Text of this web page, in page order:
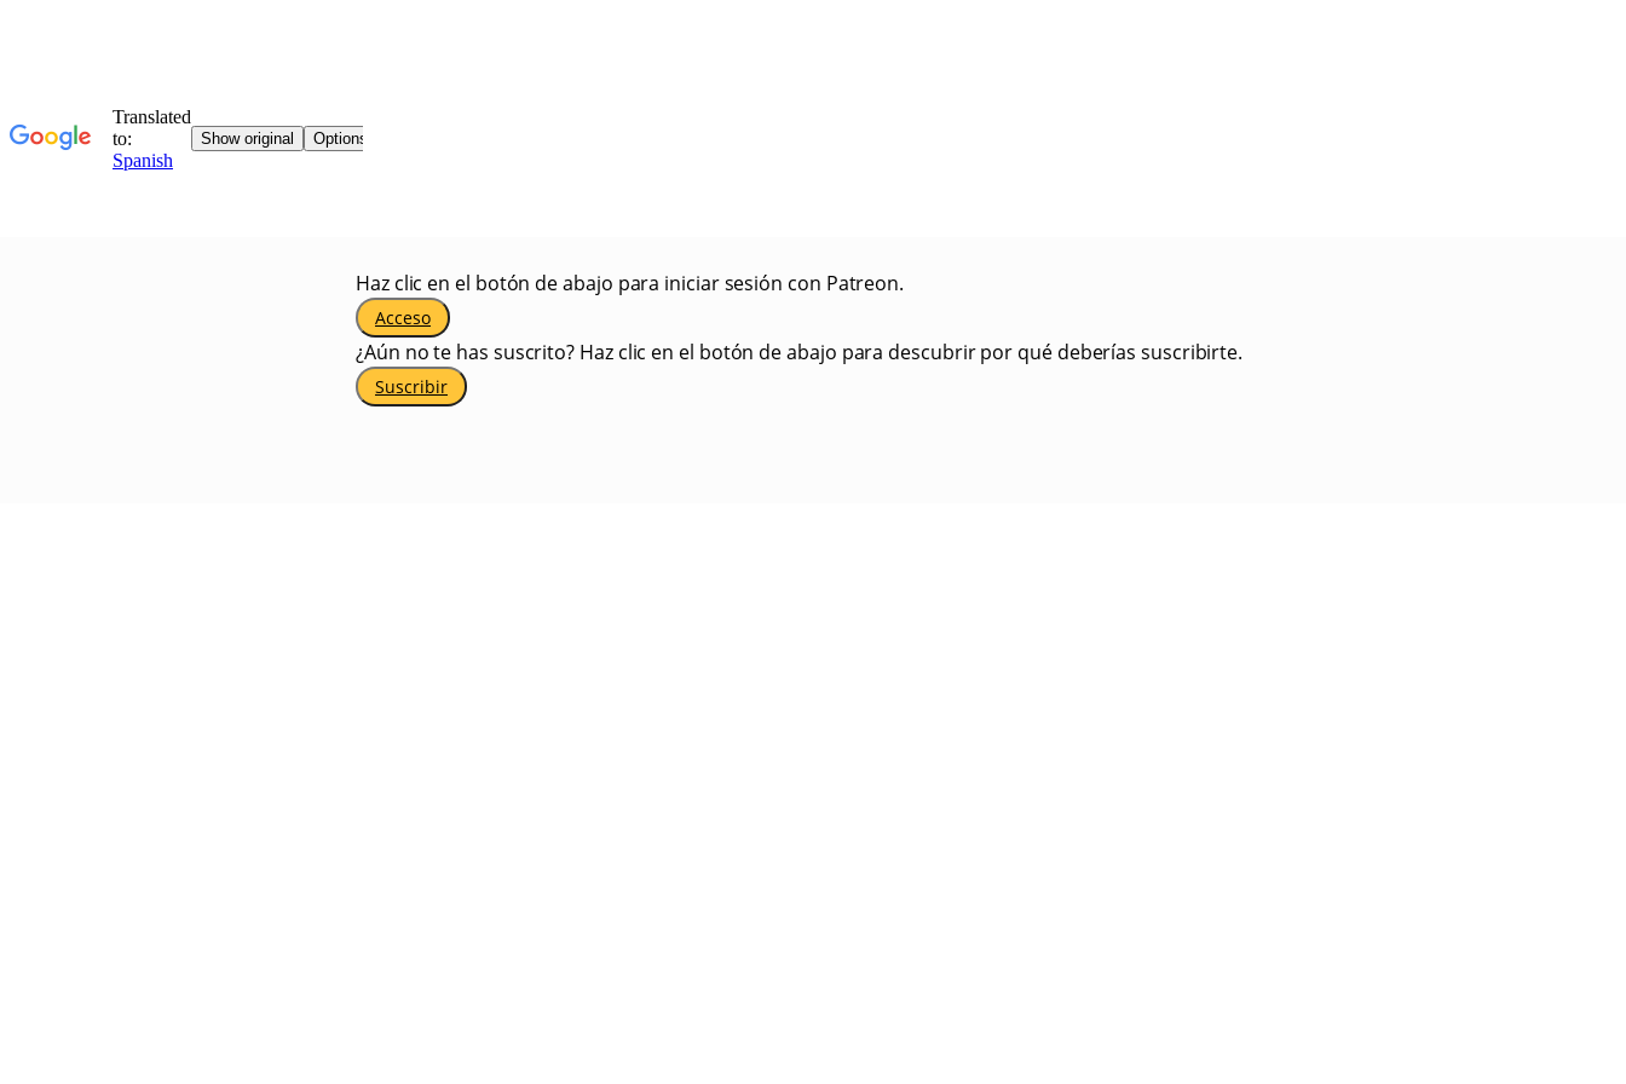
Haz clic en el botón de abajo para iniciar sesión con Patreon.
Acceso
¿Aún no te has suscrito? Haz clic en el botón de abajo para descubrir por qué deberías suscribirte.
Suscribir